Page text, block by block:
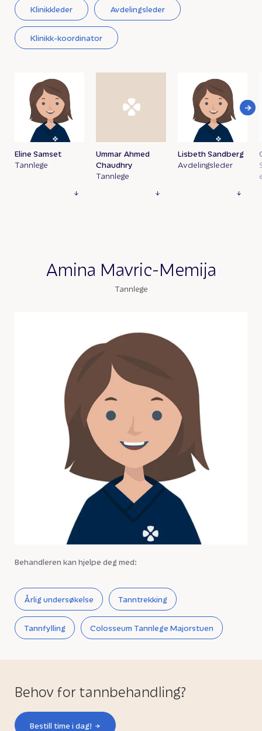
Klinikkleder Avdelingsleder
Klinikk-koordinator
Eline Samset
Tannlege
Ummar Ahmed
Chaudhry
Tannlege
Lisbeth Sandberg
Avdelingsleder
Amina Mavric-Memija
Tannlege
Behandleren kan hjelpe deg med:
Årlig undersøkelse Tanntrekking
Tannfylling Colosseum Tannlege Majorstuen
Behov for tannbehandling?
Bestill time i dag!